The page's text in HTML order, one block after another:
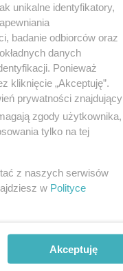
unikalne identyfikatory,
badanie odbiorców oraz
danych
Ponieważ
kliknięcie „Akceptuję”.
prywatności znajdujący
zgody użytkownika,
tylko na tej
z naszych serwisów
w Polityce
Akceptuję